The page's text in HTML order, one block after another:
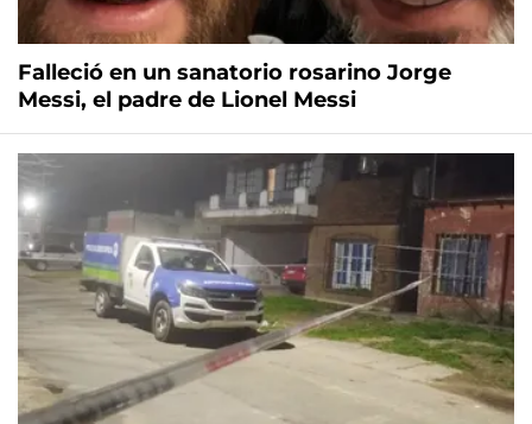
Falleció en un sanatorio rosarino Jorge
Messi, el padre de Lionel Messi